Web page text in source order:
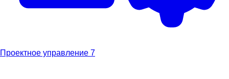
Проектное управление 7